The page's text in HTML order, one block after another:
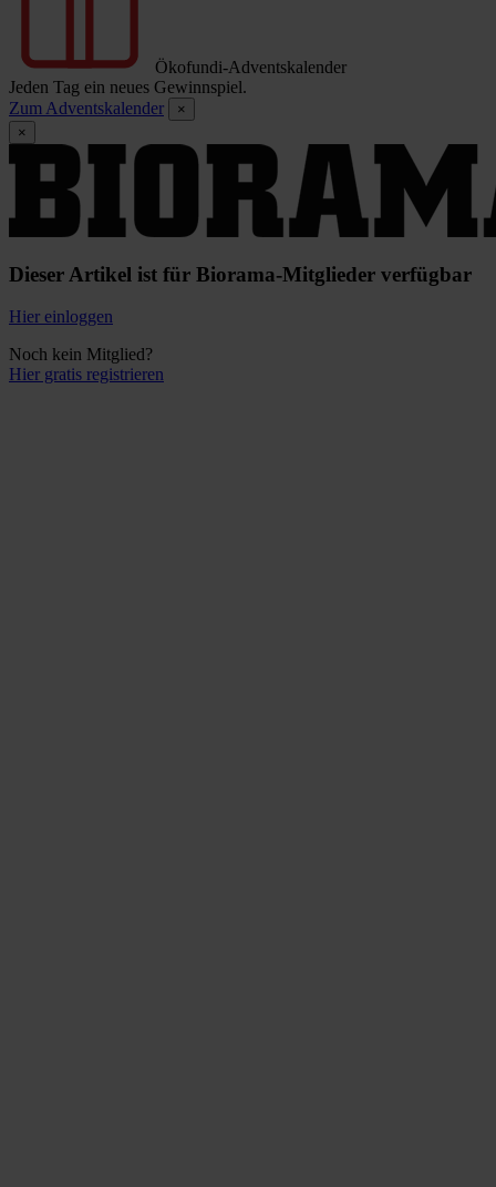
Ökofundi-Adventskalender
Jeden Tag ein neues Gewinnspiel.
Zum Adventskalender
×
×
Dieser Artikel ist für Biorama-Mitglieder verfügbar
Hier einloggen
Noch kein Mitglied?
Hier gratis registrieren